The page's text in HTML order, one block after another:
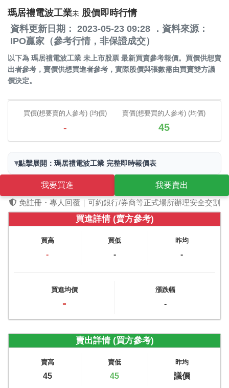
瑪居禮電波工業未 股價即時行情
資料更新日期： 2023-05-23 09:28 ．資料來源：
IPO贏家（參考行情，非保證成交）
以下為 瑪居禮電波工業 未上市股票 最新買賣參考報價。買價供想賣
出者參考，賣價供想買進者參考，實際股價與張數需由買賣雙方議
價決定。
買價(想要賣的人參考) (均價)
-
賣價(想要買的人參考) (均價)
45
▾點擊展開：瑪居禮電波工業 完整即時報價表
我要買進
我要賣出
免註冊・專人回覆｜可約銀行/券商等正式場所辦理安全交割
買進詳情 (賣方參考)
買高
-
買低
-
昨均
-
買進均價
-
漲跌幅
-
賣出詳情 (買方參考)
賣高
45
賣低
45
昨均
議價